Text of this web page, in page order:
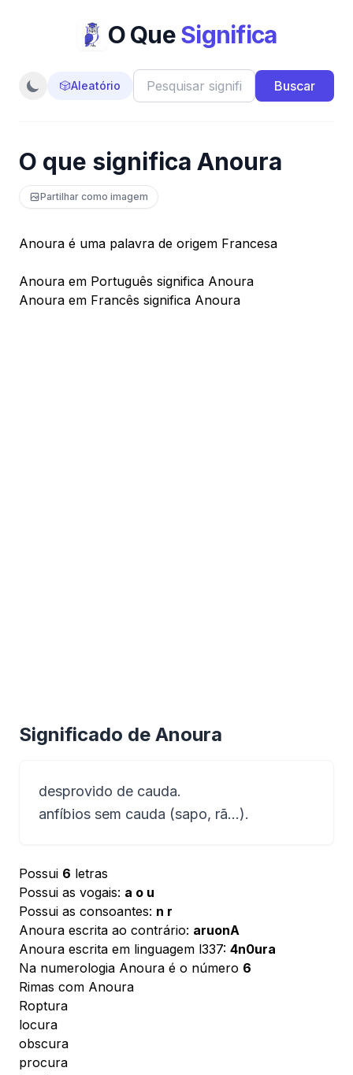
O QueSignifica
🎲Aleatório Buscar
O que significa Anoura
Partilhar como imagem
Anoura é uma palavra de origem Francesa
Anoura em Português significa Anoura
Anoura em Francês significa Anoura
Significado de Anoura
desprovido de cauda.
anfíbios sem cauda (sapo, rã...).
Possui 6 letras
Possui as vogais: a o u
Possui as consoantes: n r
Anoura escrita ao contrário: aruonA
Anoura escrita em linguagem l337: 4n0ura
Na numerologia Anoura é o número 6
Rimas com Anoura
Roptura
locura
obscura
procura